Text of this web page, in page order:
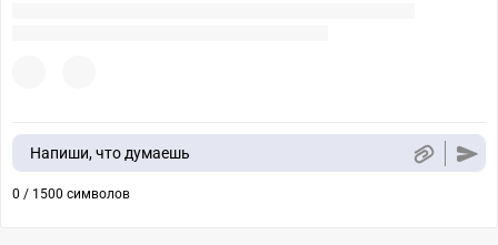
Напиши, что думаешь
0 / 1500 символов